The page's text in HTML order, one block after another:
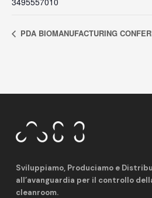
PDA BIOMANUFACTURING
Sviluppiamo, Produciamo e
all’avanguardia per il controllo
cleanroom.